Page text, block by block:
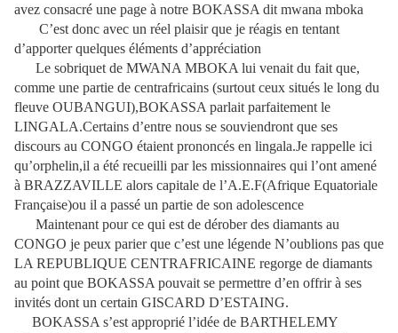
avez consacré une page à notre BOKASSA dit mwana mboka
C’est donc avec un réel plaisir que je réagis en tentant
d’apporter quelques éléments d’appréciation
Le sobriquet de MWANA MBOKA lui venait du fait que,
comme une partie de centrafricains (surtout ceux situés le long du
fleuve OUBANGUI),BOKASSA parlait parfaitement le
LINGALA.Certains d’entre nous se souviendront que ses
discours au CONGO étaient prononcés en lingala.Je rappelle ici
qu’orphelin,il a été recueilli par les missionnaires qui l’ont amené
à BRAZZAVILLE alors capitale de l’A.E.F(Afrique Equatoriale
Française)ou il a passé un partie de son adolescence
Maintenant pour ce qui est de dérober des diamants au
CONGO je peux parier que c’est une légende N’oublions pas que
LA REPUBLIQUE CENTRAFRICAINE regorge de diamants
au point que BOKASSA pouvait se permettre d’en offrir à ses
invités dont un certain GISCARD D’ESTAING.
BOKASSA s’est approprié l’idée de BARTHELEMY